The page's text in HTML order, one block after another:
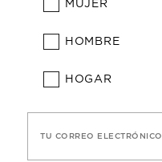
MUJER
HOMBRE
HOGAR
TU CORREO ELECTRÓNICO